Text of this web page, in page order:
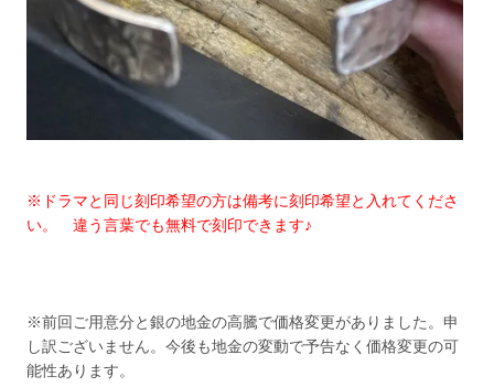
※ドラマと同じ刻印希望の方は備考に刻印希望と入れてくださ
い。 違う言葉でも無料で刻印できます♪
※前回ご用意分と銀の地金の高騰で価格変更がありました。申
し訳ございません。今後も地金の変動で予告なく価格変更の可
能性あります。